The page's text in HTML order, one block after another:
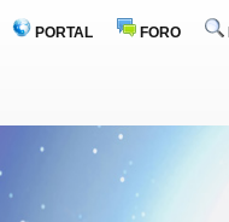
PORTAL FORO